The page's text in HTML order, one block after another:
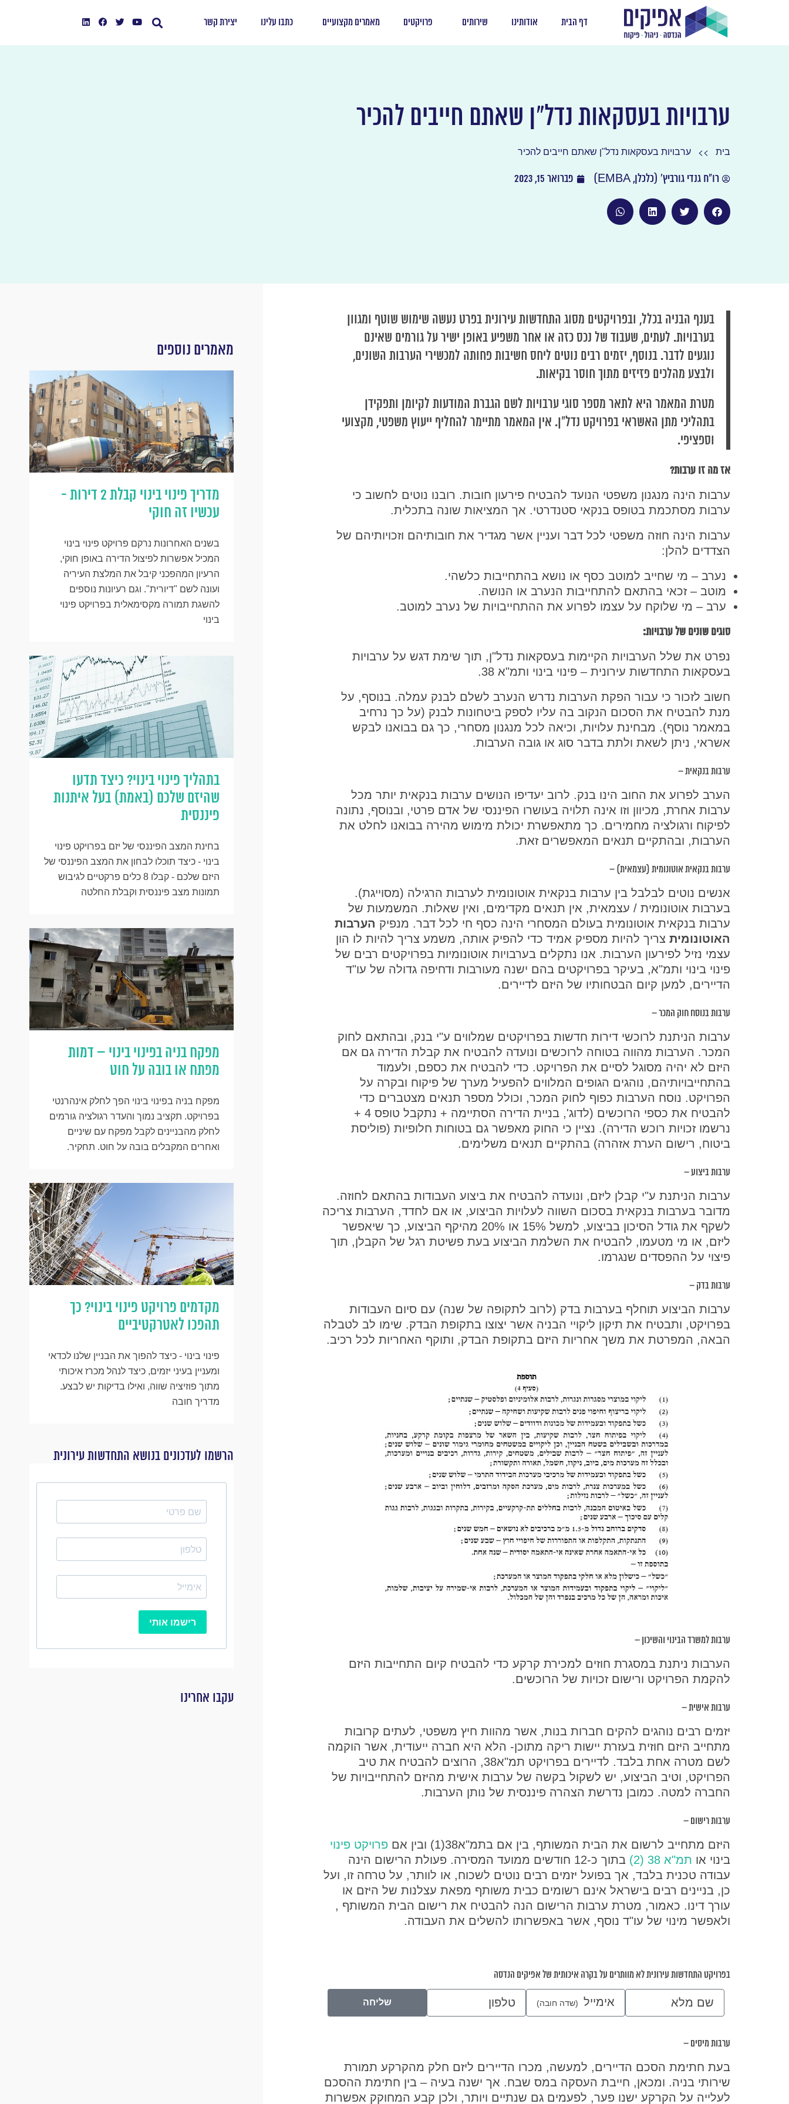
דף הבית אודותינו שירותים פרויקטים מאמרים מקצועיים כתבו עלינו יצירת קשר
ערבויות בעסקאות נדל"ן שאתם חייבים להכיר
בית >> ערבויות בעסקאות נדל"ן שאתם חייבים להכיר
רו"ח גנדי גורביץ' (כלכלן, EMBA) פברואר 15, 2023
בענף הבניה בכלל, ובפרויקטים מסוג התחדשות עירונית בפרט נעשה שימוש שוטף ומגוון
בערבויות. לעתים, שעבוד של נכס כזה או אחר משפיע באופן ישיר על גורמים שאינם
נוגעים לדבר. בנוסף, יזמים רבים נוטים ליחס חשיבות פחותה למכשירי הערבות השונים,
ולבצע מהלכים פזיזים מתוך חוסר בקיאות.
מטרת המאמר היא לתאר מספר סוגי ערבויות לשם הגברת המודעות לקיומן ותפקידן
בתהליכי מתן האשראי בפרויקט נדל"ן. אין המאמר מתיימר להחליף ייעוץ משפטי, מקצועי
וספציפי.
אז מה זו ערבות?
ערבות הינה מנגנון משפטי הנועד להבטיח פירעון חובות. רובנו נוטים לחשוב כי
ערבות מסתכמת בטופס בנקאי סטנדרטי. אך המציאות שונה בתכלית.
ערבות הינה חוזה משפטי לכל דבר ועניין אשר מגדיר את חובותיהם וזכויותיהם של
הצדדים להלן:
נערב – מי שחייב למוטב כסף או נושא בהתחייבות כלשהי.
מוטב – זכאי בהתאם להתחייבות הנערב או הנושה.
ערב – מי שלוקח על עצמו לפרוע את ההתחייבויות של נערב למוטב.
סוגים שונים של ערבויות:
נפרט את שלל הערבויות הקיימות בעסקאות נדל"ן, תוך שימת דגש על ערבויות
בעסקאות התחדשות עירונית – פינוי בינוי ותמ"א 38.
חשוב לזכור כי עבור הפקת הערבות נדרש הנערב לשלם לבנק עמלה. בנוסף, על
מנת להבטיח את הסכום הנקוב בה עליו לספק ביטחונות לבנק (על כך נרחיב
במאמר נוסף). מבחינת עלויות, וכיאה לכל מנגנון מסחרי, כך גם בבואנו לבקש
אשראי, ניתן לשאת ולתת בדבר סוג או גובה הערבות.
ערבות בנקאית –
הערב לפרוע את החוב הינו בנק. לרוב יעדיפו הנושים ערבות בנקאית יותר מכל
ערבות אחרת, מכיוון וזו אינה תלויה בעושרו הפיננסי של אדם פרטי, ובנוסף, נתונה
לפיקוח ורגולציה מחמירים. כך מתאפשרת יכולת מימוש מהירה בבואנו לחלט את
הערבות, ובהתקיים תנאים המאפשרים זאת.
ערבות בנקאית אוטונומית (עצמאית) –
אנשים נוטים לבלבל בין ערבות בנקאית אוטונומית לערבות הרגילה (מסוייגת).
בערבות אוטונומית / עצמאית, אין תנאים מקדימים, ואין שאלות. המשמעות של
ערבות בנקאית אוטונומית בעולם המסחרי הינה כסף חי לכל דבר. מנפיק הערבות
האוטונומית צריך להיות מספיק אמיד כדי להפיק אותה, משמע צריך להיות לו הון
עצמי נזיל לפירעון הערבות. אנו נתקלים בערבויות אוטונומיות בפרויקטים רבים של
פינוי בינוי ותמ"א, בעיקר בפרויקטים בהם ישנה מעורבות ודחיפה גדולה של עו"ד
הדיירים, למען קיום הבטחותיו של היזם לדיירים.
ערבות בנוסח חוק המכר –
ערבות הניתנת לרוכשי דירות חדשות בפרויקטים שמלווים ע"י בנק, ובהתאם לחוק
המכר. הערבות מהווה בטוחה לרוכשים ונועדה להבטיח את קבלת הדירה גם אם
היזם לא יהיה מסוגל לסיים את הפרויקט. כדי להבטיח את כספם, ולעמוד
בהתחייבויותיהם, נוהגים הגופים המלווים להפעיל מערך של פיקוח ובקרה על
הפרויקט. נוסח הערבות כפוף לחוק המכר, וכולל מספר תנאים מצטברים כדי
להבטיח את כספי הרוכשים (לדוג', בניית הדירה הסתיימה + נתקבל טופס 4 +
נרשמו זכויות רוכש הדירה). נציין כי החוק מאפשר גם בטוחות חלופיות (פוליסת
ביטוח, רישום הערת אזהרה) בהתקיים תנאים משלימים.
ערבות ביצוע –
ערבות הניתנת ע"י קבלן ליזם, ונועדה להבטיח את ביצוע העבודות בהתאם לחוזה.
מדובר בערבות בנקאית בסכום השווה לעלויות הביצוע, או אם לחדד, הערבות צריכה
לשקף את גודל הסיכון בביצוע, למשל 15% או 20% מהיקף הביצוע, כך שיאפשר
ליזם, או מי מטעמו, להבטיח את השלמת הביצוע בעת פשיטת רגל של הקבלן, תוך
פיצוי על ההפסדים שנגרמו.
ערבות בדק –
ערבות הביצוע תוחלף בערבות בדק (לרוב לתקופה של שנה) עם סיום העבודות
בפרויקט, ותבטיח את תיקון ליקויי הבניה אשר יצוצו בתקופת הבדק. שימו לב לטבלה
הבאה, המפרטת את משך אחריות היזם בתקופת הבדק, ותוקף האחריות לכל רכיב.
ערבות למשרד הבינוי והשיכון –
הערבות ניתנת במסגרת חוזים למכירת קרקע כדי להבטיח קיום התחייבות היזם
להקמת הפרויקט ורישום זכויות של הרוכשים.
ערבות אישית –
יזמים רבים נוהגים להקים חברות בנות, אשר מהוות חיץ משפטי, לעתים קרובות
מתחייב היזם חוזית בעזרת יישות ריקה מתוכן- הלא היא חברה ייעודית, אשר הוקמה
לשם מטרה אחת בלבד. לדיירים בפרויקט תמ"א38, הרוצים להבטיח את טיב
הפרויקט, וטיב הביצוע, יש לשקול בקשה של ערבות אישית מהיזם להתחייבויות של
החברה למטה. כמובן נדרשת הצהרה פיננסית של נותן הערבות.
ערבות רישום –
היזם מתחייב לרשום את הבית המשותף, בין אם בתמ"א38(1) ובין אם
פרויקט פינוי
בינוי או תמ"א 38 (2)
בתוך כ-12 חודשים ממועד המסירה. פעולת הרישום הינה
עבודה טכנית בלבד, אך בפועל יזמים רבים נוטים לשכוח, או לוותר, על טרחה זו, ועל
כן, בניינים רבים בישראל אינם רשומים כבית משותף מפאת עצלנות של היזם או
עורך דינו. כאמור, מטרת ערבות הרישום הנה להבטיח את רישום הבית המשותף ,
ולאפשר מינוי של עו"ד נוסף, אשר באפשרותו להשלים את העבודה.
בפרויקט התחדשות עירונית לא מוותרים על בקרה איכותית של אפיקים הנדסה
שם מלא אימייל טלפון שליחה
ערבות מיסים –
בעת חתימת הסכם הדיירים, למעשה, מכרו הדיירים ליזם חלק מהקרקע תמורת
שירותי בניה. ומכאן, חייבת העסקה במס שבח. אך ישנה בעיה – בין חתימת ההסכם
לעלייה על הקרקע ישנו פער, לפעמים גם שנתיים ויותר, ולכן קבע המחוקק אפשרות
מאמרים נוספים
מדריך פינוי בינוי קבלת 2 דירות -
עכשיו זה חוקי
בשנים האחרונות נרקם פרויקט פינוי בינוי
המכיל אפשרות לפיצול הדירה באופן חוקי,
הרעיון המהפכני קיבל את המלצת העיריה
ועונה לשם "דיורית". וגם רעיונות נוספים
להשגת תמורה מקסימאלית בפרויקט פינוי
בינוי
בתהליך פינוי בינוי? כיצד תדעו
שהיזם שלכם (באמת) בעל איתנות
פיננסית
בחינת המצב הפיננסי של יזם בפרויקט פינוי
בינוי - כיצד תוכלו לבחון את המצב הפיננסי של
היזם שלכם - קבלו 8 כלים פרקטיים לגיבוש
תמונות מצב פיננסית וקבלת החלטה
מפקח בניה בפינוי בינוי – דמות
מפתח או בובה על חוט
מפקח בניה בפינוי בינוי הפך לחלק אינהרנטי
בפרויקט. תקציב נמוך והעדר רגולציה גורמים
לחלק מהבניינים לקבל מפקח עם שיניים
ואחרים המקבלים בובה על חוט. תחקיר.
מקדמים פרויקט פינוי בינוי? כך
תהפכו לאטרקטיביים
פינוי בינוי - כיצד להפוך את הבניין שלנו לכדאי
ומעניין בעיני יזמים, כיצד לנהל מכרז איכותי
מתוך פוזיציה שווה, ואילו בדיקות יש לבצע.
מדריך חובה
הרשמו לעדכונים בנושא התחדשות עירונית
רישמו אותי
עקבו אחרינו